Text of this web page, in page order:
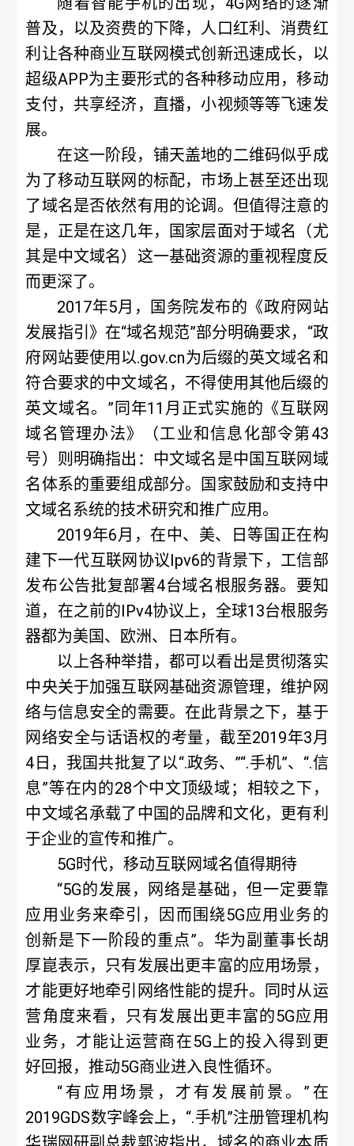
普及，以及资费的下降，人口红利、消费红
利让各种商业互联网模式创新迅速成长，以
超级APP为主要形式的各种移动应用，移动
支付，共享经济，直播，小视频等等飞速发
展。
在这一阶段，铺天盖地的二维码似乎成
为了移动互联网的标配，市场上甚至还出现
了域名是否依然有用的论调。但值得注意的
是，正是在这几年，国家层面对于域名（尤
其是中文域名）这一基础资源的重视程度反
而更深了。
2017年5月，国务院发布的《政府网站
发展指引》在“域名规范”部分明确要求，“政
府网站要使用以.gov.cn为后缀的英文域名和
符合要求的中文域名，不得使用其他后缀的
英文域名。”同年11月正式实施的《互联网
域名管理办法》（工业和信息化部令第43
号）则明确指出：中文域名是中国互联网域
名体系的重要组成部分。国家鼓励和支持中
文域名系统的技术研究和推广应用。
2019年6月，在中、美、日等国正在构
建下一代互联网协议Ipv6的背景下，工信部
发布公告批复部署4台域名根服务器。要知
道，在之前的IPv4协议上，全球13台根服务
器都为美国、欧洲、日本所有。
以上各种举措，都可以看出是贯彻落实
中央关于加强互联网基础资源管理，维护网
络与信息安全的需要。在此背景之下，基于
网络安全与话语权的考量，截至2019年3月
4日，我国共批复了以“.政务、”“.手机”、“.信
息”等在内的28个中文顶级域；相较之下，
中文域名承载了中国的品牌和文化，更有利
于企业的宣传和推广。
5G时代，移动互联网域名值得期待
“5G的发展，网络是基础，但一定要靠
应用业务来牵引，因而围绕5G应用业务的
创新是下一阶段的重点”。华为副董事长胡
厚崑表示，只有发展出更丰富的应用场景，
才能更好地牵引网络性能的提升。同时从运
营角度来看，只有发展出更丰富的5G应用
业务，才能让运营商在5G上的投入得到更
好回报，推动5G商业进入良性循环。
“有应用场景，才有发展前景。”在
2019GDS数字峰会上，“.手机”注册管理机构